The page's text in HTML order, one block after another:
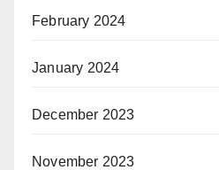
February 2024
January 2024
December 2023
November 2023